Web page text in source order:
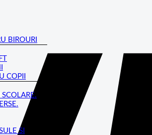
BIROURI
COPII
SI